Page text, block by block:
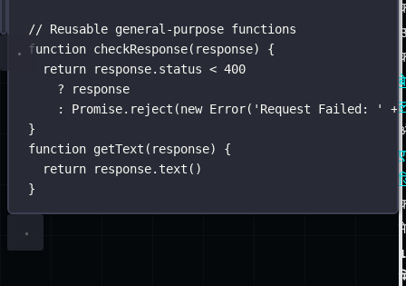
// ❌ Using anonymous inline functions 💩
fetch(url)
then( response => response.status
response
Promise.reject( new Error( ' Request Failed: +
समाधान:
नेम्ड
मेथड्स
// ✅ Clarity emerges: named functions
fetch(url)
. then (checkResponse)
then (getText)
// Reusable general-purpose functions
function
checkResponse ( response
? response
}